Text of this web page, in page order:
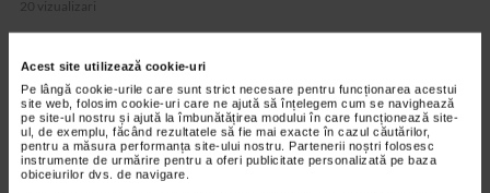
Acest site utilizează cookie-uri
Pe lângă cookie-urile care sunt strict necesare pentru funcționarea acestui
site web, folosim cookie-uri care ne ajută să înțelegem cum se navighează
pe site-ul nostru și ajută la îmbunătățirea modului în care funcționează site-
ul, de exemplu, făcând rezultatele să fie mai exacte în cazul căutărilor,
pentru a măsura performanța site-ului nostru. Partenerii noștri folosesc
instrumente de urmărire pentru a oferi publicitate personalizată pe baza
obiceiurilor dvs. de navigare.
20 vizualizari
VIDEO